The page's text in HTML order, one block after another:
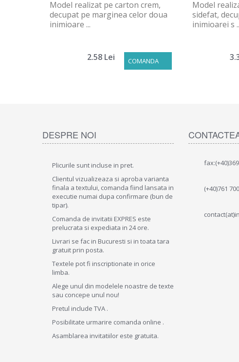
Model realizat pe carton crem,
decupat pe marginea celor doua
inimioare ...
COMANDA
2.58 Lei
Model
sidefat,
inimioarei s
DESPRE NOI
Plicurile sunt incluse in pret.
Clientul vizualizeaza si aproba varianta
finala a textului, comanda fiind lansata in
executie numai dupa confirmare (bun de
tipar).
Comanda de invitatii EXPRES este
prelucrata si expediata in 24 ore.
Livrari se fac in Bucuresti si in toata tara
gratuit prin posta.
Textele pot fi inscriptionate in orice
limba.
Alege unul din modelele noastre de texte
sau concepe unul nou!
Pretul include TVA .
Posibilitate urmarire comanda online .
Asamblarea invitatiilor este gratuita.
(+40)761